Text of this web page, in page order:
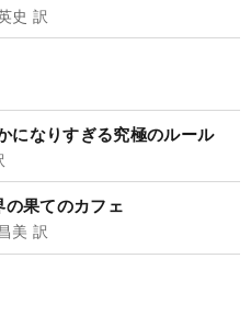
史 訳
なりすぎる究極のルール
果てのカフェ
美 訳